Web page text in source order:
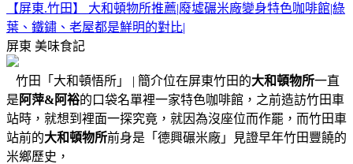
【屏東.竹田】 大和頓物所推薦|廢墟碾米廠變身特色咖啡館|綠
葉、鐵鏽、老屋都是鮮明的對比|
屏東 美味食記
竹田「大和頓悟所」 | 簡介位在屏東竹田的大和頓物所一直
是 阿萍&阿裕的口袋名單裡一家特色咖啡館，之前造訪竹田車
站時，就想到裡面一探究竟，就因為沒座位而作罷，而竹田車
站前的大和頓物所前身是「德興碾米廠」見證早年竹田豐饒的
米鄉歷史，